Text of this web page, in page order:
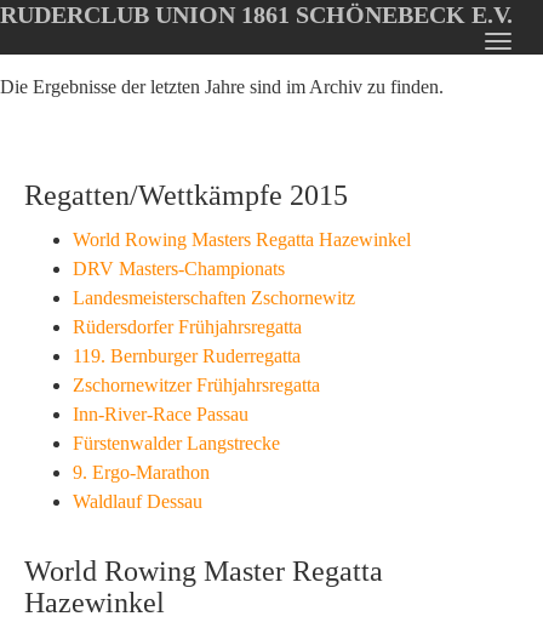
Oops, an error occurred! Code: 202608072214597bb9e4d4
to
RUDERCLUB UNION 1861 SCHÖNEBECK E.V.
Die Ergebnisse der letzten Jahre sind im Archiv zu finden.
Regatten/Wettkämpfe 2015
World Rowing Masters Regatta Hazewinkel
DRV Masters-Championats
Landesmeisterschaften Zschornewitz
Rüdersdorfer Frühjahrsregatta
119. Bernburger Ruderregatta
Zschornewitzer Frühjahrsregatta
Inn-River-Race Passau
Fürstenwalder Langstrecke
9. Ergo-Marathon
Waldlauf Dessau
World Rowing Master Regatta
Hazewinkel